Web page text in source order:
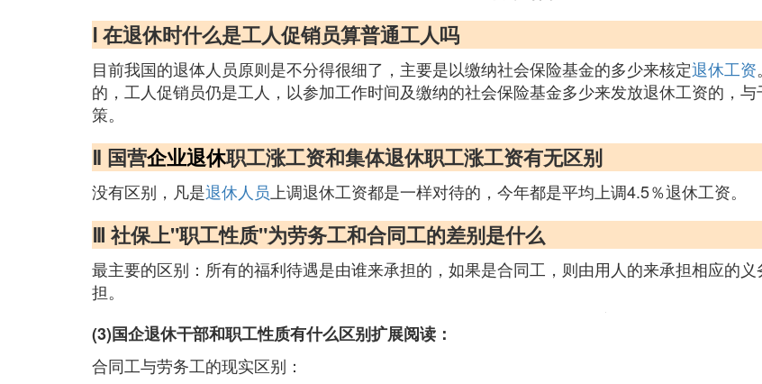
Ⅰ 在退休时什么是工人促销员算普通工人吗
目前我国的退体人员原则是不分得很细了，主要是以缴纳社会保险基金的多少来核定退休工资
的，工人促销员仍是工人，以参加工作时间及缴纳的社会保险基金多少来发放退休工资的，
策。
Ⅱ 国营企业退休职工涨工资和集体退休职工涨工资有无区别
没有区别，凡是退休人员 上调退休工资都是一样对待的，今年都是平均上调4.5％退休工资。
Ⅲ 社保上"职工性质"为劳务工和合同工的差别是什么
最主要的区别：所有的福利待遇是由谁来承担的，如果是合同工，则由用人的来承担相应的
担。
(3)国企退休干部和职工性质有什么区别扩展阅读：
合同工与劳务工的现实区别：